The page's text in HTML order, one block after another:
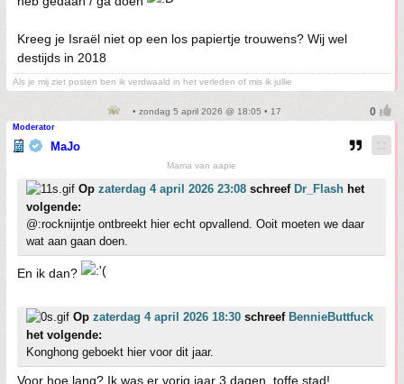
Kreeg je Israël niet op een los papiertje trouwens? Wij wel
destijds in 2018
Als je mij ziet posten ben ik verdwaald in het verleden of mis ik jullie
• zondag 5 april 2026 @ 18:05 • 17
Moderator
MaJo
Mama van aapie
Op zaterdag 4 april 2026 23:08 schreef Dr_Flash het
volgende:
@:rocknijntje ontbreekt hier echt opvallend. Ooit moeten we daar
wat aan gaan doen.
En ik dan?
Op zaterdag 4 april 2026 18:30 schreef BennieButtfuck
het volgende:
Konghong geboekt hier voor dit jaar.
Voor hoe lang? Ik was er vorig jaar 3 dagen, toffe stad!